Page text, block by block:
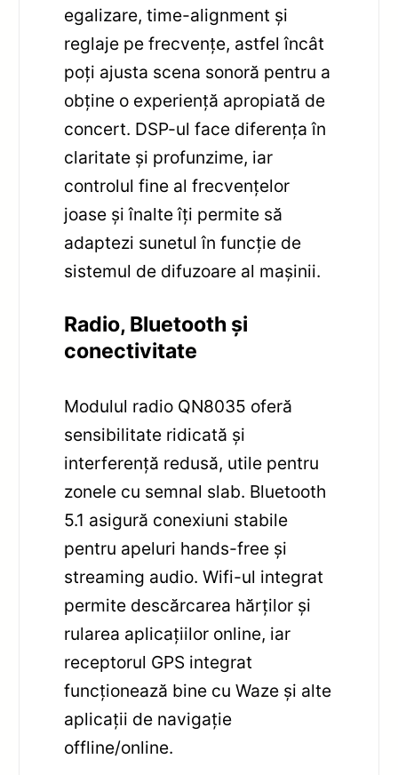
egalizare, time-alignment și
reglaje pe frecvențe, astfel încât
poți ajusta scena sonoră pentru a
obține o experiență apropiată de
concert. DSP-ul face diferența în
claritate și profunzime, iar
controlul fine al frecvențelor
joase și înalte îți permite să
adaptezi sunetul în funcție de
sistemul de difuzoare al mașinii.
Radio, Bluetooth și
conectivitate
Modulul radio QN8035 oferă
sensibilitate ridicată și
interferență redusă, utile pentru
zonele cu semnal slab. Bluetooth
5.1 asigură conexiuni stabile
pentru apeluri hands-free și
streaming audio. Wifi-ul integrat
permite descărcarea hărților și
rularea aplicațiilor online, iar
receptorul GPS integrat
funcționează bine cu Waze și alte
aplicații de navigație
offline/online.